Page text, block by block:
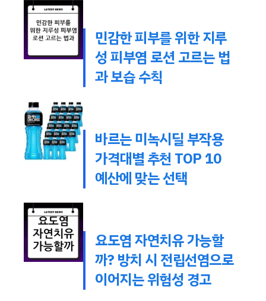
민감한 피부를 위한 지루
성 피부염 로션 고르는 법
과 보습 수칙
바르는 미녹시딜 부작용
가격대별 추천 TOP 10
예산에 맞는 선택
요도염 자연치유 가능할
까? 방치 시 전립선염으로
이어지는 위험성 경고